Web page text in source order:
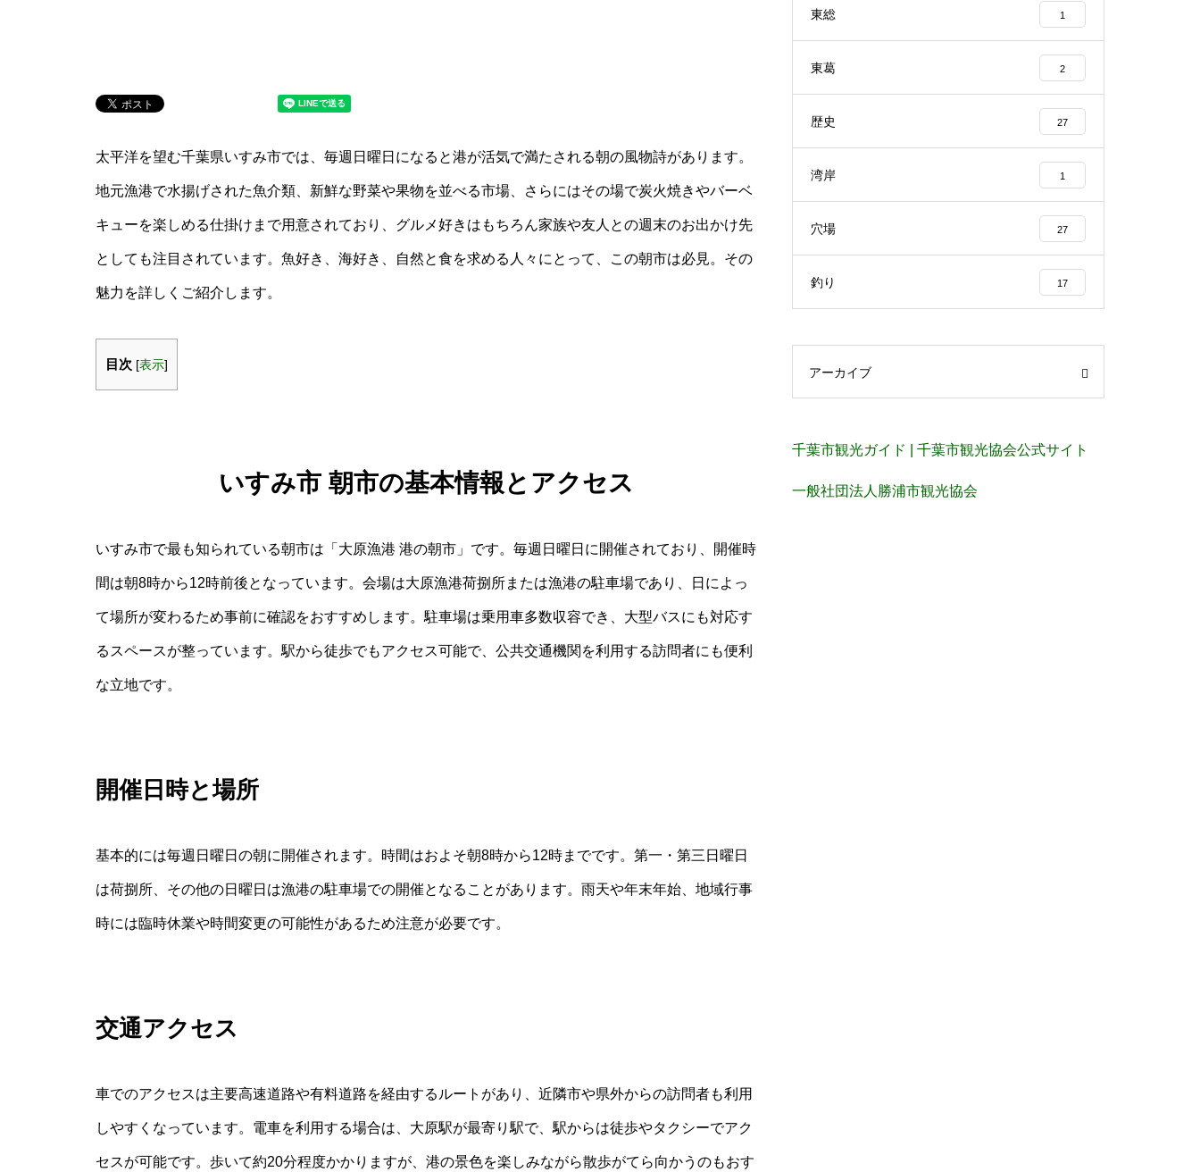
太平洋を望む千葉県いすみ市では、毎週日曜日になると港が活気で満たされる朝の風物詩があります。
地元漁港で水揚げされた魚介類、新鮮な野菜や果物を並べる市場、さらにはその場で炭火焼きやバーベ
キューを楽しめる仕掛けまで用意されており、グルメ好きはもちろん家族や友人との週末のお出かけ先
としても注目されています。魚好き、海好き、自然と食を求める人々にとって、この朝市は必見。その
魅力を詳しくご紹介します。
目次 [表示]
いすみ市 朝市の基本情報とアクセス
いすみ市で最も知られている朝市は「大原漁港 港の朝市」です。毎週日曜日に開催されており、開催時
間は朝8時から12時前後となっています。会場は大原漁港荷捌所または漁港の駐車場であり、日によっ
て場所が変わるため事前に確認をおすすめします。駐車場は乗用車多数収容でき、大型バスにも対応す
るスペースが整っています。駅から徒歩でもアクセス可能で、公共交通機関を利用する訪問者にも便利
な立地です。
開催日時と場所
基本的には毎週日曜日の朝に開催されます。時間はおよそ朝8時から12時までです。第一・第三日曜日
は荷捌所、その他の日曜日は漁港の駐車場での開催となることがあります。雨天や年末年始、地域行事
時には臨時休業や時間変更の可能性があるため注意が必要です。
交通アクセス
車でのアクセスは主要高速道路や有料道路を経由するルートがあり、近隣市や県外からの訪問者も利用
しやすくなっています。電車を利用する場合は、大原駅が最寄り駅で、駅からは徒歩やタクシーでアク
セスが可能です。歩いて約20分程度かかりますが、港の景色を楽しみながら散歩がてら向かうのもおす
東総 1
東葛 2
歴史 27
湾岸 1
穴場 27
釣り 17
アーカイブ
千葉市観光ガイド | 千葉市観光協会公式サイト
一般社団法人勝浦市観光協会